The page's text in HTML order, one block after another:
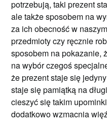
potrzebują, taki prezent
ale także sposobem na
za ich obecność w
przedmioty czy ręcznie
sposobem na pokazanie,
na wybór czegoś
że prezent staje się
staje się pamiątką na
cieszyć się takim
dodatkowo wzmacnia